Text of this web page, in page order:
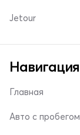
Jetour
Главная
Авто с пробегом